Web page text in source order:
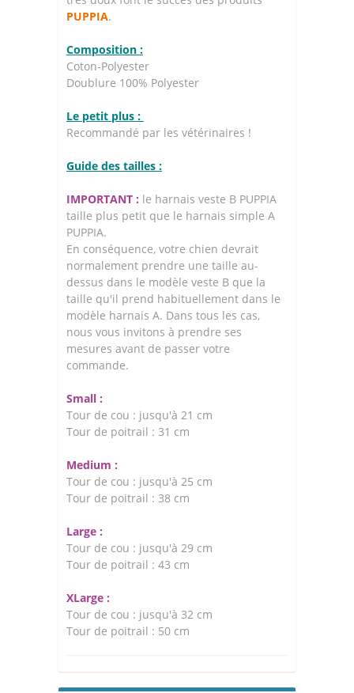
PUPPIA.
Composition :
Coton-Polyester
Doublure 100% Polyester
Le petit plus :
Recommandé par les vétérinaires !
Guide des tailles :
IMPORTANT : le harnais veste B PUPPIA
taille plus petit que le harnais simple A
PUPPIA.
En conséquence, votre chien devrait
normalement prendre une taille au-
dessus dans le modèle veste B que la
taille qu'il prend habituellement dans le
modèle harnais A. Dans tous les cas,
nous vous invitons à prendre ses
mesures avant de passer votre
commande.
Small :
Tour de cou : jusqu'à 21 cm
Tour de poitrail : 31 cm
Medium :
Tour de cou : jusqu'à 25 cm
Tour de poitrail : 38 cm
Large :
Tour de cou : jusqu'à 29 cm
Tour de poitrail : 43 cm
XLarge :
Tour de cou : jusqu'à 32 cm
Tour de poitrail : 50 cm